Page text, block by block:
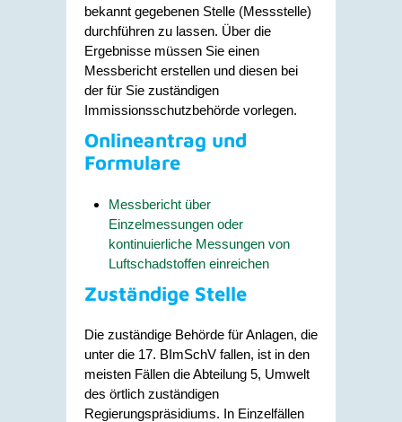
bekannt gegebenen Stelle (Messstelle)
durchführen zu lassen. Über die
Ergebnisse müssen Sie einen
Messbericht erstellen und diesen bei
der für Sie zuständigen
Immissionsschutzbehörde vorlegen.
Onlineantrag und
Formulare
Messbericht über
Einzelmessungen oder
kontinuierliche Messungen von
Luftschadstoffen einreichen
Zuständige Stelle
Die zuständige Behörde für Anlagen, die
unter die 17. BImSchV fallen, ist in den
meisten Fällen die Abteilung 5, Umwelt
des örtlich zuständigen
Regierungspräsidiums. In Einzelfällen